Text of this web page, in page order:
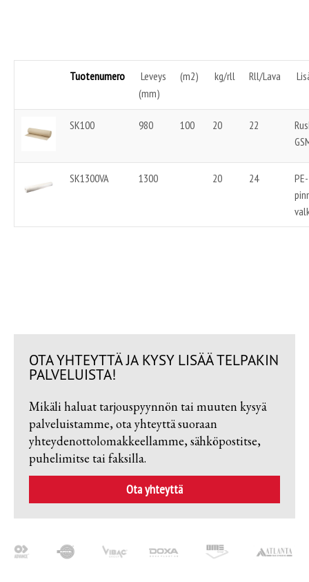
Tuotenumero
Leveys
(mm)
(m2) kg/rll Rll/Lava
SK100 980 100 20 22
SK1300VA 1300 20 24
PE-
OTA YHTEYTTÄ JA KYSY LISÄÄ TELPAKIN
PALVELUISTA!
Mikäli haluat tarjouspyynnön tai muuten kysyä
palveluistamme, ota yhteyttä suoraan
yhteydenottolomakkeellamme, sähköpostitse,
puhelimitse tai faksilla.
Ota yhteyttä